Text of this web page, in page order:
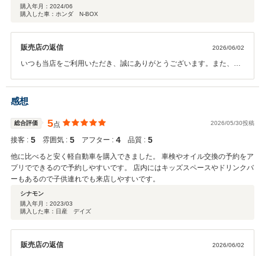
購入年月： 2024/06
購入した車：ホンダ N-BOX
販売店の返信 2026/06/02
いつも当店をご利用いただき、誠にありがとうございます。また、各
上げます。 「悪いところはない」と仰っていただけて安心いたしまし
た。何より、整備スタッフの対応について「目を見てしっかり、分か
し上げます。お客様に安心してお車をお任せいただくための誠実な姿
勢を評価していただけたことは、私共にとって大きな誇りです。 。店
内の遊ぶスペースも、お役に立てているようで本当に良かったです。
今後も「ここに来ると安心できる、助かる」と思って頂けるよう、よ
り一層丁寧なサービスを心がけてまいります。またぜひ、ご家族皆様
でのお気軽なご来店をお待ちしております。今後ともどうぞよろしく
感想
総合評価 5点 2026/05/30投稿
接客 : 5 雰囲気 : 5 アフター : 4 品質 : 5
他に比べると安く軽自動車を購入できました。 車検やオイル交換の予約をア
プリでできるので予約しやすいです。 店内にはキッズスペースやドリンクバ
ーもあるので子供連れでも来店しやすいです。
シナモン
購入年月： 2023/03
購入した車：日産 デイズ
販売店の返信 2026/06/02